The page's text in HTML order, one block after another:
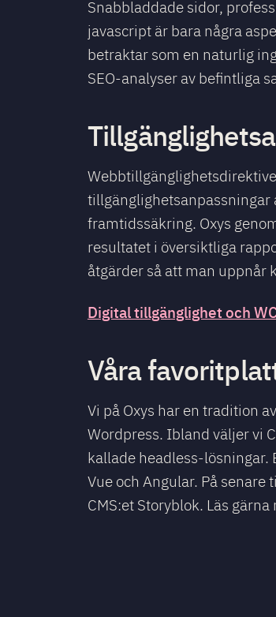
Snabbladdade sidor,
javascript är bara några
betraktar som en naturlig
SEO-analyser av befintliga
tillgänglighetsanpassningar
framtidssäkring. Oxys
resultatet i översiktliga
åtgärder så att man
Digital tillgänglighet och
Våra
Vi på Oxys har en tradition
Wordpress. Ibland väljer vi
kallade headless-lösningar.
Vue och Angular. På
CMS:et Storyblok. Läs